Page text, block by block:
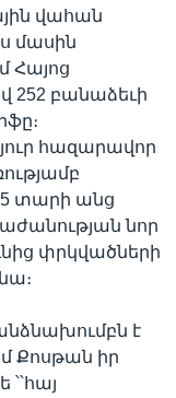
վահան
մասին
Հայոց
252 բանաձեւի
հազարավոր
տարի անց
նոր
փրկվածների
է
Քոսթան իր